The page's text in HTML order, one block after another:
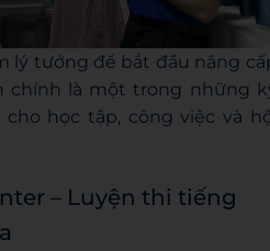
lý tưởng để bắt đầu nâng
chính là một trong những
học tập, công việc và
– Luyện thi tiếng